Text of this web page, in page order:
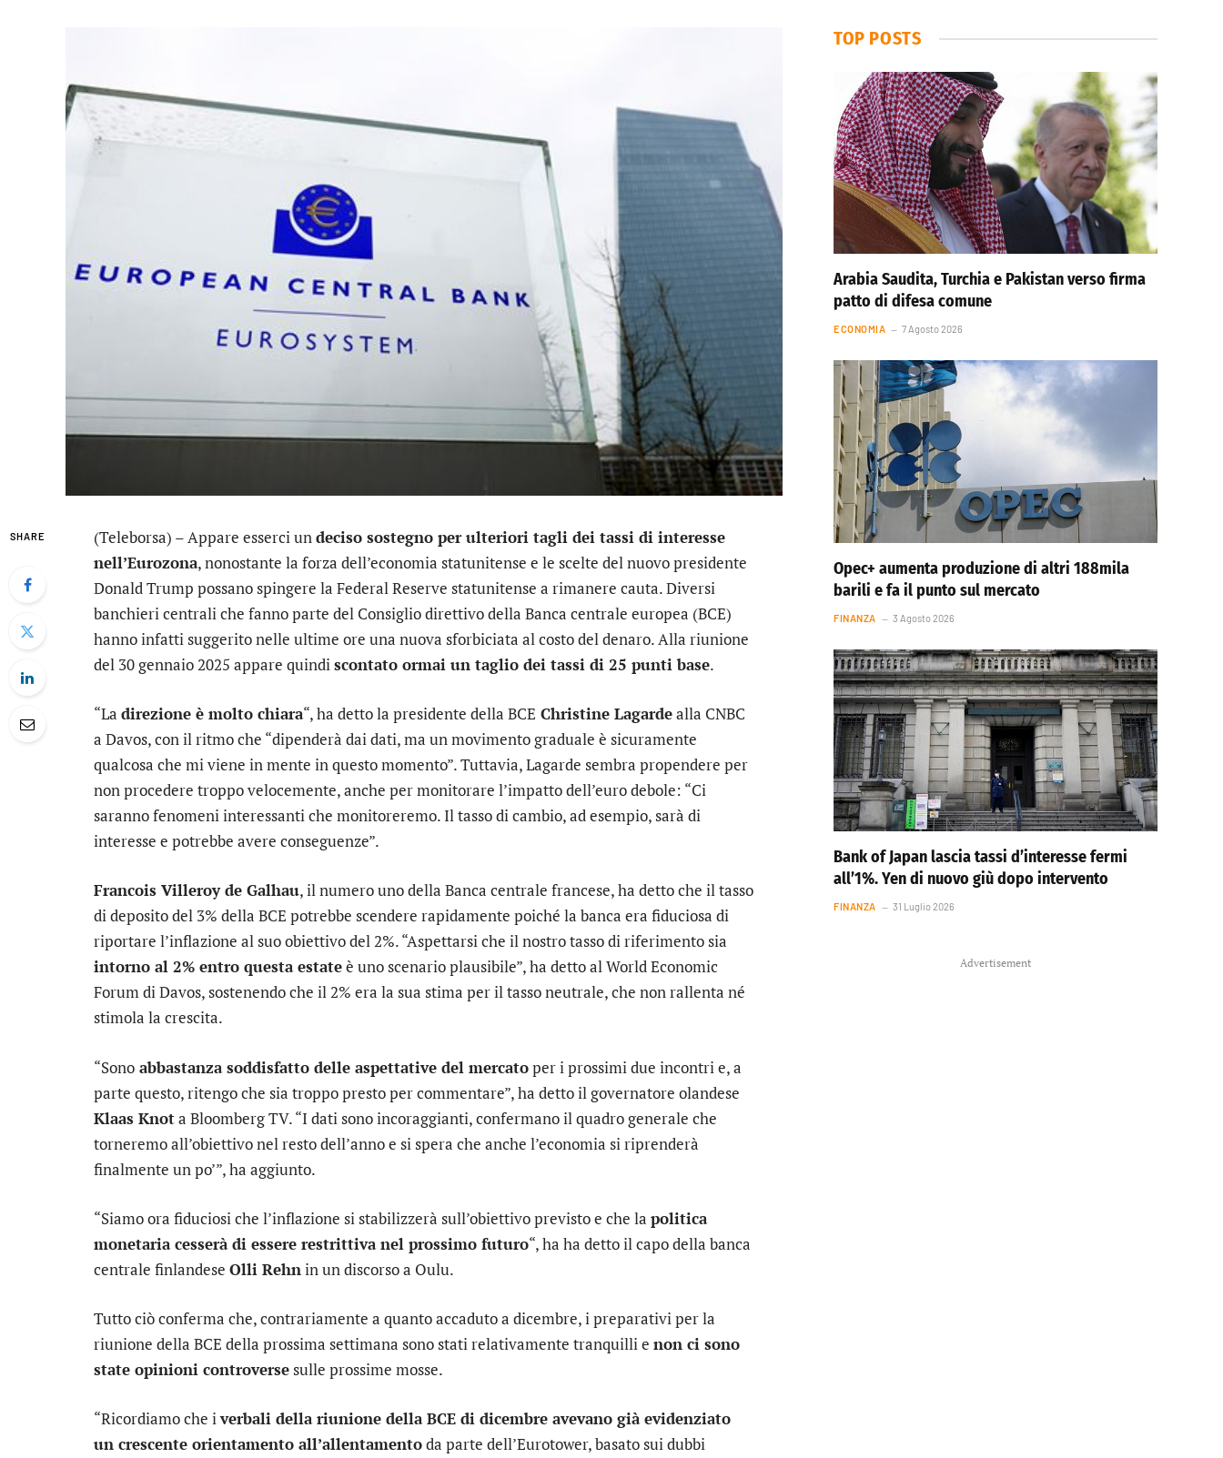
SHARE (Teleborsa) – Appare esserci undeciso sostegno per ulteriori tagli dei tassi di interesse
nell’Eurozona, nonostante la forza dell’economia statunitense e le scelte del nuovo presidente
Donald Trump possano spingere la Federal Reserve statunitense a rimanere cauta. Diversi
banchieri centrali che fanno parte del Consiglio direttivo della Banca centrale europea (BCE)
hanno infatti suggerito nelle ultime ore una nuova sforbiciata al costo del denaro. Alla riunione
del 30 gennaio 2025 appare quindiscontato ormai un taglio dei tassi di 25 punti base.
“La direzione è molto chiara“, ha detto la presidente della BCE Christine Lagardealla CNBC
a Davos, con il ritmo che “dipenderà dai dati, ma un movimento graduale è sicuramente
qualcosa che mi viene in mente in questo momento”. Tuttavia, Lagarde sembra propendere per
non procedere troppo velocemente, anche per monitorare l’impatto dell’euro debole: “Ci
saranno fenomeni interessanti che monitoreremo. Il tasso di cambio, ad esempio, sarà di
interesse e potrebbe avere conseguenze”.
Francois Villeroy de Galhau, il numero uno della Banca centrale francese, ha detto che il tasso
di deposito del 3% della BCE potrebbe scendere rapidamente poiché la banca era fiduciosa di
riportare l’inflazione al suo obiettivo del 2%. “Aspettarsi che il nostro tasso di riferimento sia
intorno al 2% entro questa estateè uno scenario plausibile”, ha detto al World Economic
Forum di Davos, sostenendo che il 2% era la sua stima per il tasso neutrale, che non rallenta né
stimola la crescita.
“Sono abbastanza soddisfatto delle aspettative del mercatoper i prossimi due incontri e, a
parte questo, ritengo che sia troppo presto per commentare”, ha detto il governatore olandese
Klaas Knota Bloomberg TV. “I dati sono incoraggianti, confermano il quadro generale che
torneremo all’obiettivo nel resto dell’anno e si spera che anche l’economia si riprenderà
finalmente un po’”, ha aggiunto.
“Siamo ora fiduciosi che l’inflazione si stabilizzerà sull’obiettivo previsto e che la politica
monetaria cesserà di essere restrittiva nel prossimo futuro“, ha ha detto il capo della banca
centrale finlandese Olli Rehnin un discorso a Oulu.
Tutto ciò conferma che, contrariamente a quanto accaduto a dicembre, i preparativi per la
riunione della BCE della prossima settimana sono stati relativamente tranquilli e non ci sono
state opinioni controversesulle prossime mosse.
“Ricordiamo che iverbali della riunione della BCE di dicembre avevano già evidenziato
un crescente orientamento all’allentamentoda parte dell’Eurotower, basato sui dubbi
TOP POSTS
Arabia Saudita, Turchia e Pakistan verso firma
patto di difesa comune
ECONOMIA 7 Agosto 2026
Opec+ aumenta produzione di altri 188mila
barili e fa il punto sul mercato
FINANZA 3 Agosto 2026
Bank of Japan lascia tassi d’interesse fermi
all’1%. Yen di nuovo giù dopo intervento
FINANZA 31 Luglio 2026
Advertisement